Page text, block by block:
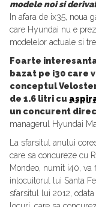
modele noi si
In afara de ix35, noua
care Hyundai nu e
modelelor actuale si
Foarte
bazat pe i30 care
conceptul Veloster
de 1.6 litri cu
un concurent
managerul Hyundai
La sfarsitul anului
care sa concureze cu
Mondeo, numit i40, va
inlocuitorul lui Santa
sfarsitul lui 2012,